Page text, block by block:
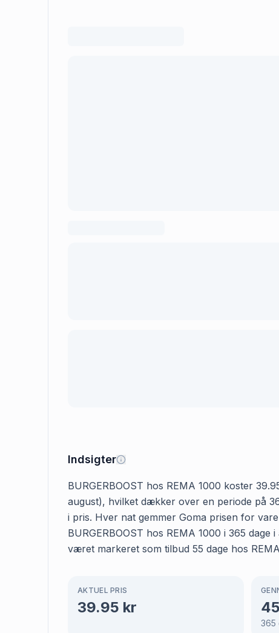
Indsigter
BURGERBOOST hos REMA 1000 koster
august), hvilket dækker over en periode på
i pris. Hver nat gemmer Goma prisen for
BURGERBOOST hos REMA 1000 i 365
været markeret som tilbud 55 dage hos
AKTUEL PRIS
39.95 kr
365